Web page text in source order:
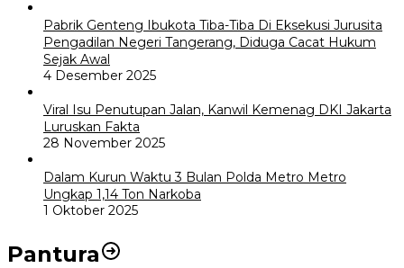
Pabrik Genteng Ibukota Tiba-Tiba Di Eksekusi Jurusita
Pengadilan Negeri Tangerang, Diduga Cacat Hukum
Sejak Awal
4 Desember 2025
Viral Isu Penutupan Jalan, Kanwil Kemenag DKI Jakarta
Luruskan Fakta
28 November 2025
Dalam Kurun Waktu 3 Bulan Polda Metro Metro
Ungkap 1,14 Ton Narkoba
1 Oktober 2025
Pantura